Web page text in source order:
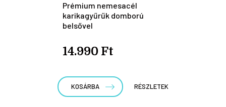
Prémium nemesacél
karikagyűrűk domború
belsővel
14.990 Ft
KOSÁRBA RÉSZLETEK